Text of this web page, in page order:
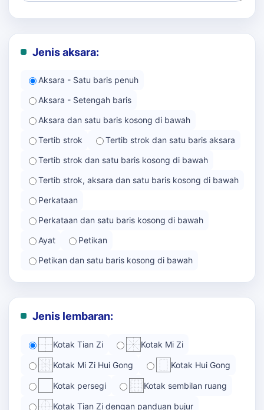
Jenis aksara:
Aksara - Satu baris penuh
Aksara - Setengah baris
Aksara dan satu baris kosong di bawah
Tertib strok
Tertib strok dan satu baris aksara
Tertib strok dan satu baris kosong di bawah
Tertib strok, aksara dan satu baris kosong di bawah
Perkataan
Perkataan dan satu baris kosong di bawah
Ayat
Petikan
Petikan dan satu baris kosong di bawah
Jenis lembaran:
Kotak Tian Zi Kotak Mi Zi
Kotak Mi Zi Hui Gong Kotak Hui Gong
Kotak persegi Kotak sembilan ruang
Kotak Tian Zi dengan panduan bujur